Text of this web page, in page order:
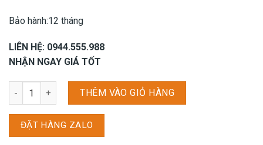
Bảo hành:12 tháng
LIÊN HỆ: 0944.555.988
NHẬN NGAY GIÁ TỐT
Gọng kính Vogue 5334 - W44 (52CN) số lượng
THÊM VÀO GIỎ HÀNG
ĐẶT HÀNG ZALO